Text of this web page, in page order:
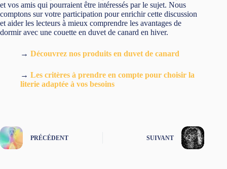
et vos amis qui pourraient être intéressés par le sujet. Nous
comptons sur votre participation pour enrichir cette discussion
et aider les lecteurs à mieux comprendre les avantages de
dormir avec une couette en duvet de canard en hiver.
→ Découvrez nos produits en duvet de canard
→ Les critères à prendre en compte pour choisir la
literie adaptée à vos besoins
PRÉCÉDENT SUIVANT